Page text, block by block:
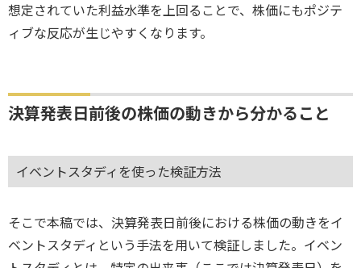
想定されていた利益水準を上回ることで、株価にもポジテ
ィブな反応が生じやすくなります。
決算発表日前後の株価の動きから分かること
イベントスタディを使った検証方法
そこで本稿では、決算発表日前後における株価の動きをイ
ベントスタディという手法を用いて検証しました。イベン